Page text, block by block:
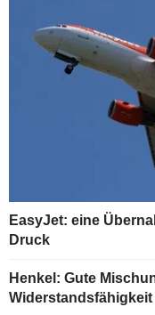
EasyJet: eine
Druck
Henkel: Gute